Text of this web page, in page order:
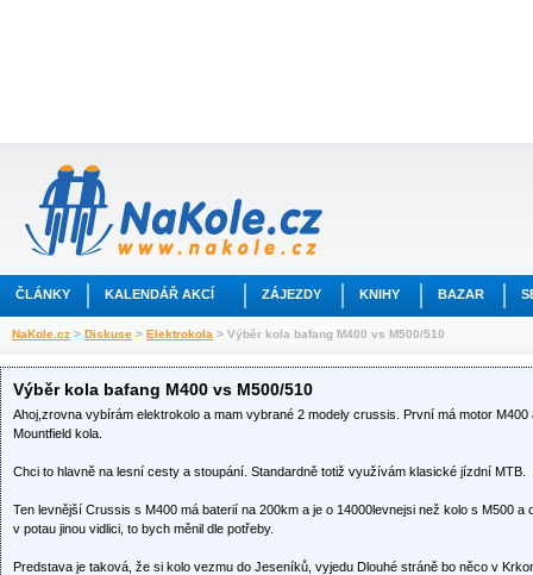
ČLÁNKY KALENDÁŘ AKCÍ ZÁJEZDY KNIHY BAZAR
NaKole.cz > Diskuse > Elektrokola > Výběr kola bafang M400 vs M500/510
Výběr kola bafang M400 vs M500/510
Ahoj,zrovna vybírám elektrokolo a mam vybrané 2 modely crussis. První má motor
Mountfield kola.
Chci to hlavně na lesní cesty a stoupání. Standardně totiž využívám klasické jízdní MTB.
Ten levnější Crussis s M400 má baterií na 200km a je o 14000levnejsi než kolo s M500 a
v potau jinou vidlici, to bych měnil dle potřeby.
Predstava je taková, že si kolo vezmu do Jeseníků, vyjedu Dlouhé stráně bo něco v